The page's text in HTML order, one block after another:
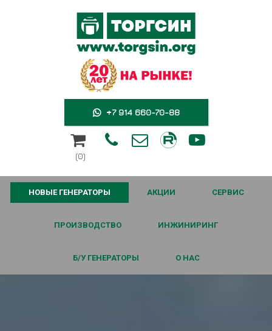
 +7 914 660-70-88

(0)
  
НОВЫЕ ГЕНЕРАТОРЫ АКЦИИ СЕРВИС
ПРОИЗВОДСТВО ИНЖИНИРИНГ
Б/У ГЕНЕРАТОРЫ О НАС